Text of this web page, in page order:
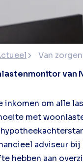
Van
van
inkomen om alle
met
adviseur
hebben aan